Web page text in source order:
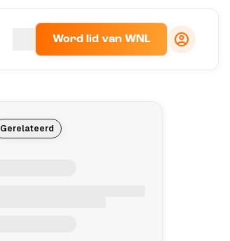
Word lid van WNL
Gerelateerd